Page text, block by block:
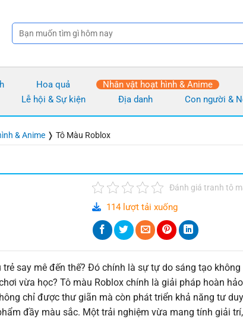
Hoa quả Nhân vật hoạt hình & Anime
Lễ hội & Sự kiện Địa danh Con người &
& Anime ❭ Tô Màu Roblox
Đánh giá tranh tô
114 lượt tải xuống
trẻ say mê đến thế? Đó chính là sự tự do sáng tạo không
vừa học? Tô màu Roblox chính là giải pháp hoàn
chỉ được thư giãn mà còn phát triển khả năng tư
đầy màu sắc. Một trải nghiệm vừa mang tính giải